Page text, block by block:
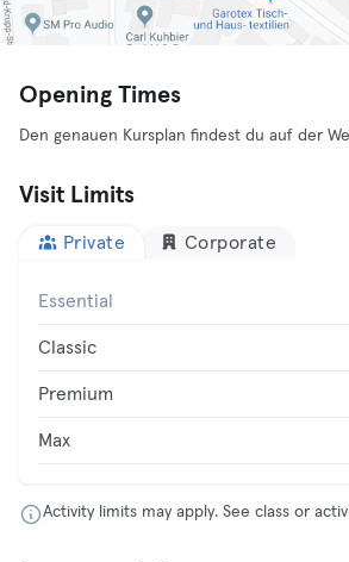
Opening Times
Den genauen Kursplan findest du auf der
Visit Limits
Private Corporate
Essential
Classic
Premium
Max
Activity limits may apply. See class or